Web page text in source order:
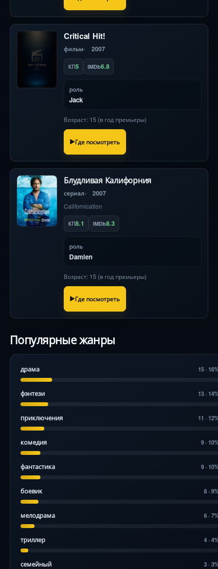
Critical Hit!
фильм 2007
КП5 IMDb6.8
роль
Jack
Возраст: 15 (в год премьеры)
Где посмотреть
Блудливая Калифорния
сериал 2007
Californication
КП8.1 IMDb8.3
роль
Damien
Возраст: 15 (в год премьеры)
Где посмотреть
Популярные жанры
драма 15 ·
фэнтези 13 ·
приключения 11 ·
комедия 9 ·
фантастика 9 ·
боевик 8 ·
мелодрама 6 ·
триллер 4 ·
семейный 3 ·